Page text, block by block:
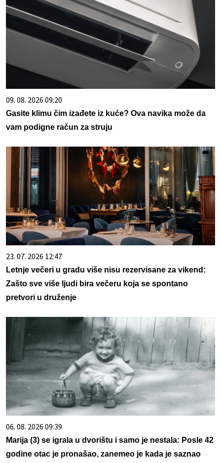
09. 08. 2026 09:20
Gasite klimu čim izađete iz kuće? Ova navika može da
vam podigne račun za struju
23. 07. 2026 12:47
Letnje večeri u gradu više nisu rezervisane za vikend:
Zašto sve više ljudi bira večeru koja se spontano
pretvori u druženje
06. 08. 2026 09:39
Marija (3) se igrala u dvorištu i samo je nestala: Posle 42
godine otac je pronašao, zanemeo je kada je saznao